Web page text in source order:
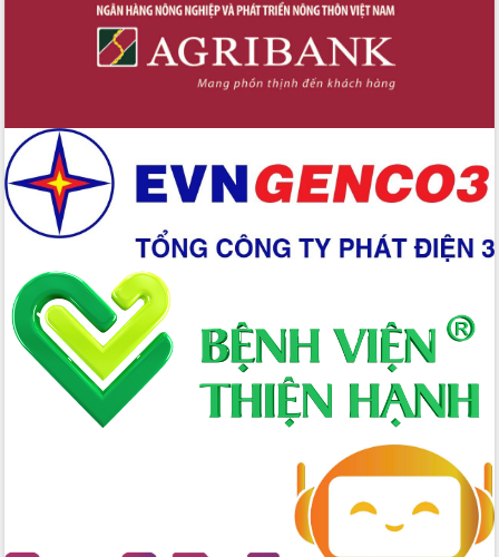
Định vị cà phê Việt Nam như một “di
sản sống” trong dòng chảy toàn cầu
Xây dựng nông thôn mới: Nâng cao đời
sống người dân từ những mô hình thiết
Quyết liệt tháo gỡ vướng mắc, đẩy
nhanh tiến độ các dự án trọng điểm
trong Khu kinh tế Nam Phú Yên
Hòn Yến phát triển du lịch gắn với bảo
tồn biển
Lấy ý kiến điều chỉnh Quy hoạch tỉnh
Đắk Lắk thời kỳ 2021-2030, tầm nhìn
đến năm 2050
Phát động chiến dịch 30 ngày đêm
giải phóng mặt bằng Tuyến đường bộ
ven biển
Đắk Lắk nỗ lực thúc đẩy tăng trưởng
kinh tế từ 10% trở lên trong Quý